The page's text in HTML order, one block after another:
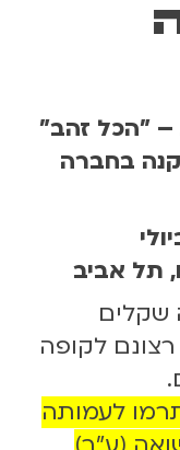
– "הכל זהב"
בחברה
שקלים
רצונם לקופה
לעמותה